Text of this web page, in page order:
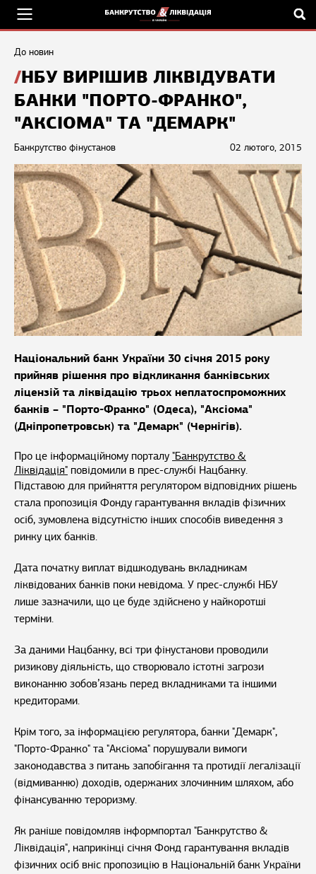
До новин
НБУ ВИРІШИВ ЛІКВІДУВАТИ
БАНКИ "ПОРТО-ФРАНКО",
"АКСІОМА" ТА "ДЕМАРК"
02 лютого, 2015
Банкрутство фінустанов
Національний банк України 30 січня 2015 року
прийняв рішення про відкликання банківських
ліцензій та ліквідацію трьох неплатоспроможних
банків – "Порто-Франко" (Одеса), "Аксіома"
(Дніпропетровськ) та "Демарк" (Чернігів).
Про це інформаційному порталу "Банкрутство &
Ліквідація" повідомили в прес-службі Нацбанку.
Підставою для прийняття регулятором відповідних рішень
стала пропозиція Фонду гарантування вкладів фізичних
осіб, зумовлена відсутністю інших способів виведення з
ринку цих банків.
Дата початку виплат відшкодувань вкладникам
ліквідованих банків поки невідома. У прес-службі НБУ
лише зазначили, що це буде здійснено у найкоротші
терміни.
За даними Нацбанку, всі три фінустанови проводили
ризикову діяльність, що створювало істотні загрози
виконанню зобов’язань перед вкладниками та іншими
кредиторами.
Крім того, за інформацією регулятора, банки "Демарк",
"Порто-Франко" та "Аксіома" порушували вимоги
законодавства з питань запобігання та протидії легалізації
(відмиванню) доходів, одержаних злочинним шляхом, або
фінансуванню тероризму.
Як раніше повідомляв інформпортал "Банкрутство &
Ліквідація", наприкінці січня Фонд гарантування вкладів
фізичних осіб вніс пропозицію в Національній банк України